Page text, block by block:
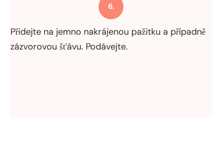
6.
Přidejte na jemno nakrájenou pažitku a případně
zázvorovou šťávu. Podávejte.